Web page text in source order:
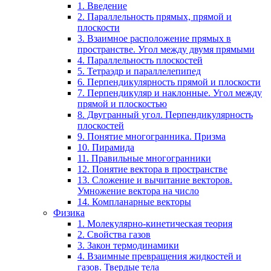
1. Введение
2. Параллельность прямых, прямой и
плоскости
3. Взаимное расположение прямых в
пространстве. Угол между двумя прямыми
4. Параллельность плоскостей
5. Тетраэдр и параллелепипед
6. Перпендикулярность прямой и плоскости
7. Перпендикуляр и наклонные. Угол между
прямой и плоскостью
8. Двугранный угол. Перпендикулярность
плоскостей
9. Понятие многогранника. Призма
10. Пирамида
11. Правильные многогранники
12. Понятие вектора в пространстве
13. Сложение и вычитание векторов.
Умножение вектора на число
14. Компланарные векторы
Физика
1. Молекулярно-кинетическая теория
2. Свойства газов
3. Закон термодинамики
4. Взаимные превращения жидкостей и
газов. Твердые тела